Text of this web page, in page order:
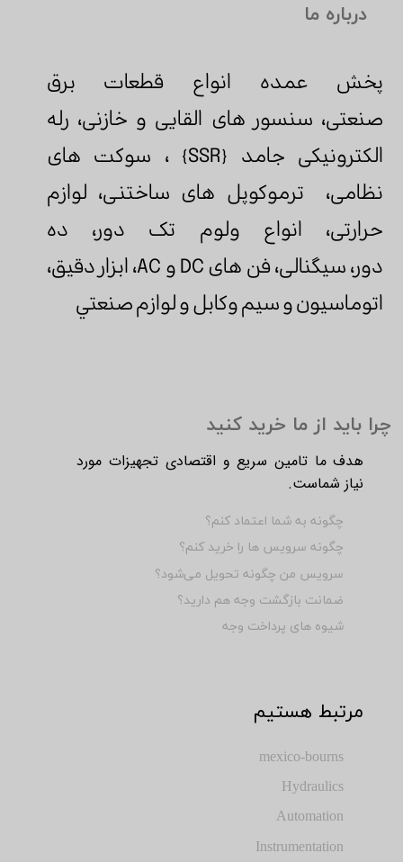
درباره ما
پخش عمده انواع قطعات برق
صنعتی، سنسور های القایی و خازنی، رله
الکترونیکی جامد {SSR} ، سوکت های
نظامی، ترموکوپل های ساختنی، لوازم
حرارتی، انواع ولوم تک دور، ده
دور، سیگنالی، فن های DC و AC، ابزار دقيق،
اتوماسيون و سیم وکابل و لوازم صنعتي
​مرتبط هستیم
mexico-bourns
Hydraulics
Automation
Instrumentation
چرا باید از ما خرید کنید
هدف ما تامین سریع و اقتصادی تجهیزات مورد
نیاز شماست.
چگونه به شما اعتماد کنم؟
چگونه سرویس ها را خرید کنم؟
سرویس من چگونه تحویل می‌شود؟
ضمانت بازگشت وجه هم دارید؟
شیوه های پرداخت وجه